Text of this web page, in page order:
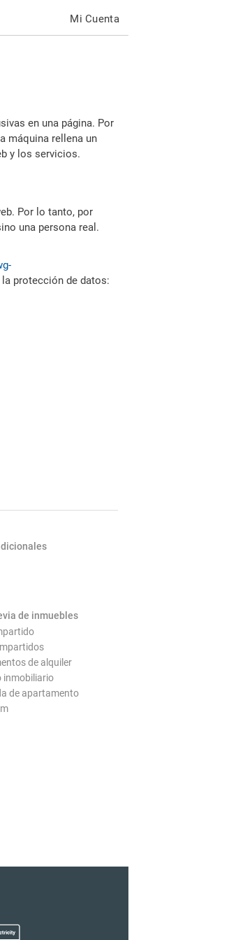
Mi Cuenta
en una página. Por
máquina rellena un
y los servicios.
Por lo tanto, por
una persona real.
protección de datos:
de inmuebles
de alquiler
inmobiliario
de apartamento